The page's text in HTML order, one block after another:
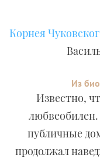
Корнея
Из
Известно,
любвеобилен.
публичные
продолжал